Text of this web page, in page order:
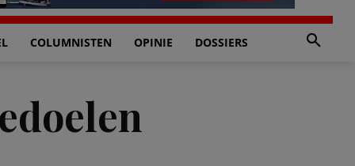
COLUMNISTEN OPINIE DOSSIERS